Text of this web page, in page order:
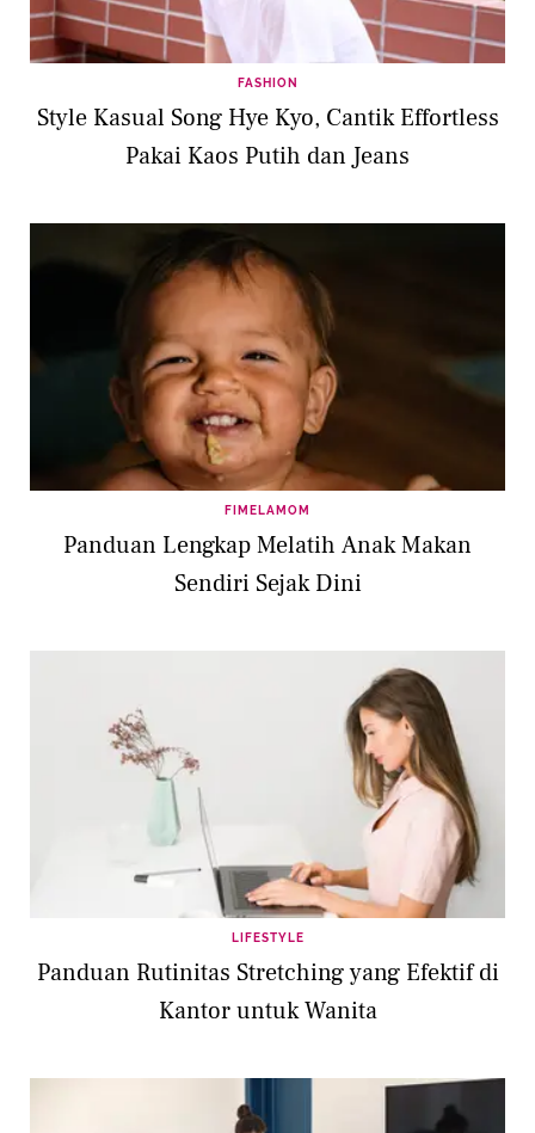
FASHION
Style Kasual Song Hye Kyo, Cantik Effortless
Pakai Kaos Putih dan Jeans
FIMELAMOM
Panduan Lengkap Melatih Anak Makan
Sendiri Sejak Dini
LIFESTYLE
Panduan Rutinitas Stretching yang Efektif di
Kantor untuk Wanita